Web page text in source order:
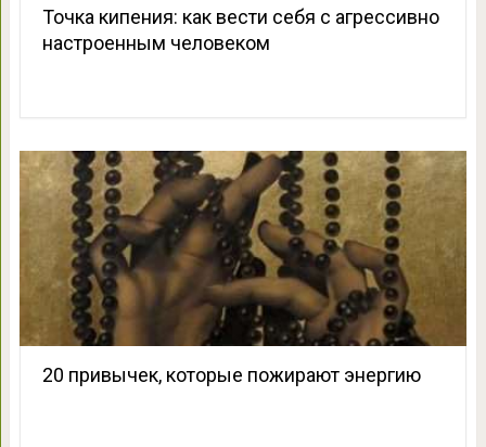
Точка кипения: как вести себя с агрессивно
настроенным человеком
20 привычек, которые пожирают энергию